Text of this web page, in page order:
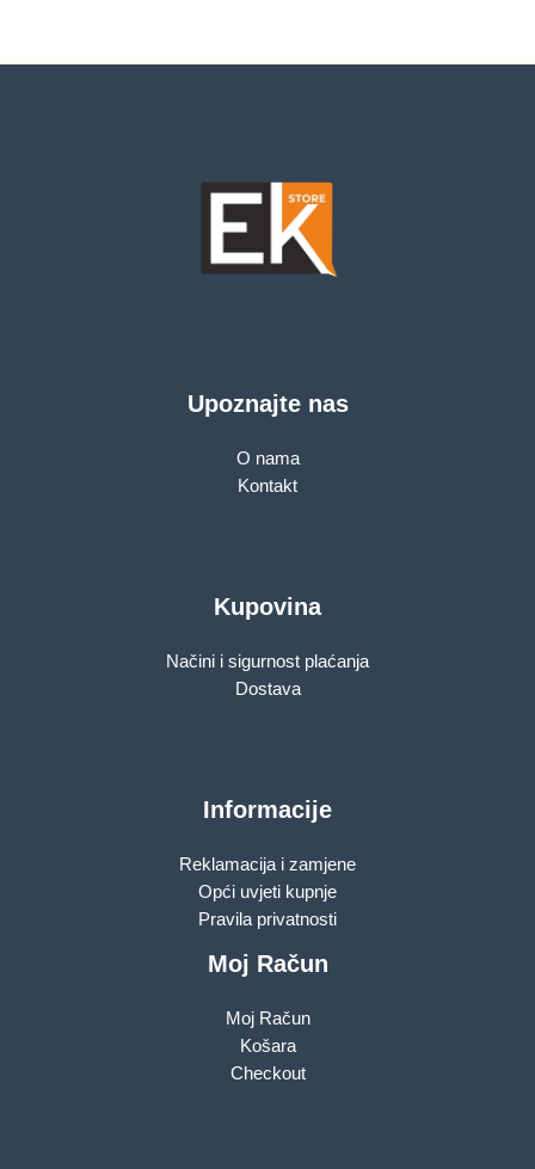
Upoznajte nas
O nama
Kontakt
Kupovina
Načini i sigurnost plaćanja
Dostava
Informacije
Reklamacija i zamjene
Opći uvjeti kupnje
Pravila privatnosti
Moj Račun
Moj Račun
Košara
Checkout